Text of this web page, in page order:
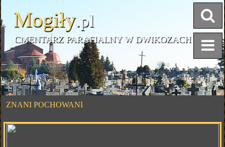
Mogiły.pl
CMENTARZ PARAFIALNY W DWIKOZACH
ZNANI POCHOWANI